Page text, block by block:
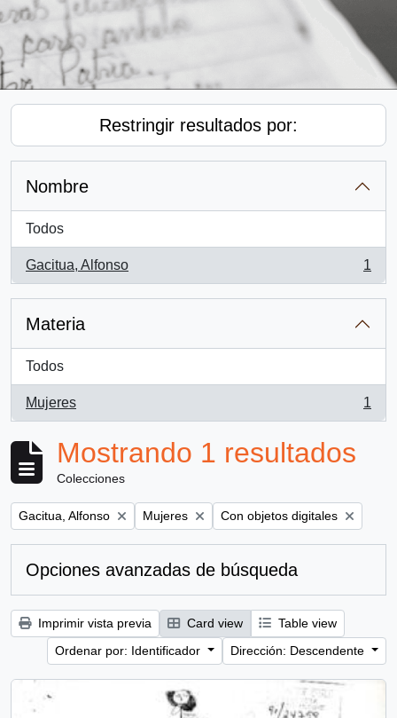
Restringir resultados por:
Nombre
Todos
Gacitua, Alfonso
, 1 resultados
1
Materia
Todos
Mujeres
, 1 resultados
1
Mostrando 1 resultados
Colecciones
Remove filter:
Gacitua, Alfonso Remove filter:
Mujeres Remove filter:
Con objetos digitales
Opciones avanzadas de búsqueda
Imprimir vista previa Card view
Table view
Ordenar por: Identificador
Dirección: Descendente